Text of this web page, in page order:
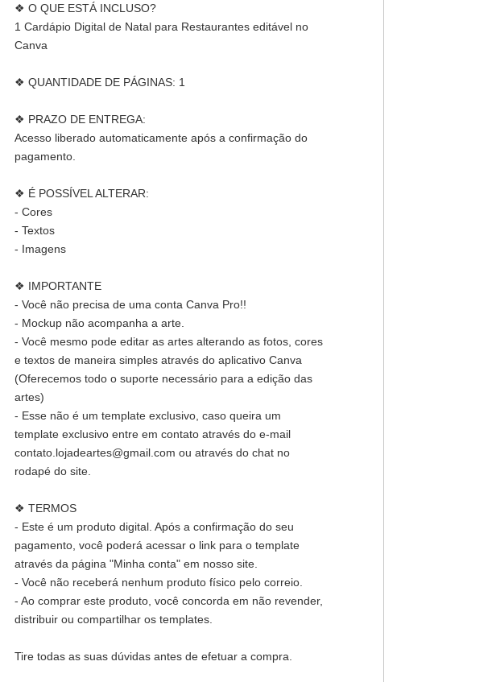
❖ O QUE ESTÁ INCLUSO?
1 Cardápio Digital de Natal para Restaurantes editável no
Canva
❖ QUANTIDADE DE PÁGINAS: 1
❖ PRAZO DE ENTREGA:
Acesso liberado automaticamente após a confirmação do
pagamento.
❖ É POSSÍVEL ALTERAR:
- Cores
- Textos
- Imagens
❖ IMPORTANTE
- Você não precisa de uma conta Canva Pro!!
- Mockup não acompanha a arte.
- Você mesmo pode editar as artes alterando as fotos, cores
e textos de maneira simples através do aplicativo Canva
(Oferecemos todo o suporte necessário para a edição das
artes)
- Esse não é um template exclusivo, caso queira um
template exclusivo entre em contato através do e-mail
contato.lojadeartes@gmail.com ou através do chat no
rodapé do site.
❖ TERMOS
- Este é um produto digital. Após a confirmação do seu
pagamento, você poderá acessar o link para o template
através da página "Minha conta" em nosso site.
- Você não receberá nenhum produto físico pelo correio.
- Ao comprar este produto, você concorda em não revender,
distribuir ou compartilhar os templates.
Tire todas as suas dúvidas antes de efetuar a compra.